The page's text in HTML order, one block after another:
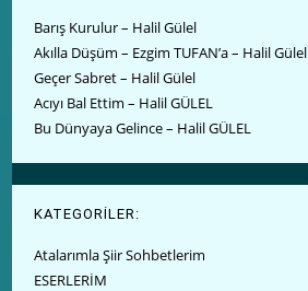
Barış Kurulur – Halil Gülel
Akılla Düşüm – Ezgim TUFAN’a – Halil Gülel
Geçer Sabret – Halil Gülel
Acıyı Bal Ettim – Halil GÜLEL
Bu Dünyaya Gelince – Halil GÜLEL
KATEGORİLER:
Atalarımla Şiir Sohbetlerim
ESERLERİM